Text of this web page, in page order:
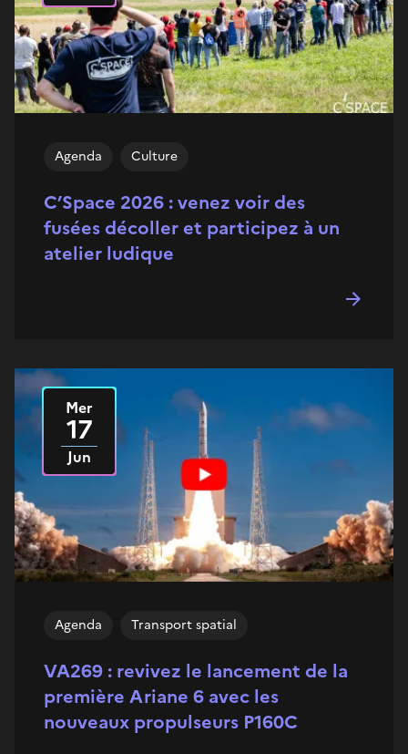
C’Space 2026 : venez voir des
fusées décoller et participez à un
atelier ludique
Agenda Culture
VA269 : revivez le lancement de la
première Ariane 6 avec les
nouveaux propulseurs P160C
Agenda Transport spatial
Le
Mer
17
Jun
2026